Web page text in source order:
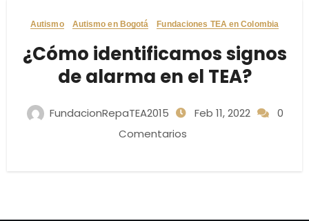
Autismo Autismo en Bogotá Fundaciones TEA en Colombia
¿Cómo identificamos signos
de alarma en el TEA?
FundacionRepaTEA2015 Feb 11, 2022
0
Comentarios